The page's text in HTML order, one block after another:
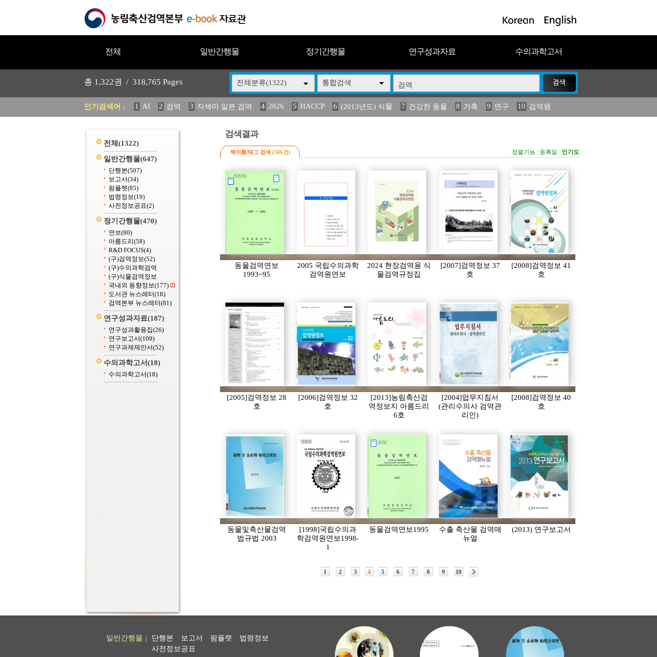
전체 일반간행물 정기간행물 연구성과자료 수의과학고서
총 1,322권 / 318,765 Pages 전체분류(1322) 통합검색
인기검색어 : 1 AI 2 검역 3 지색마 일본 검역 4 2026 5 HACCP 6 (2013년도) 식물 7 건강한 동물 8 가축 9 연구 10 검역원
11 2025 12 중독성 식물 도감 13 (2013년도) 식 14 媛 異 15 구제역 16 관리 17 연보 18 농림수산 19 2023
전체 (1322)
일반간행물(647)
단행본(507)
보고서(34)
팜플렛(85)
법령정보(19)
사전정보공표(2)
정기간행물(470)
연보(80)
아름드리(58)
R&D FOCUS(4)
(구)검역정보(52)
(구)수의과학검역
(구)식물검역정보
국내외 동향정보(177)
도서관 뉴스레터(18)
검역본부 뉴스레터(81)
연구성과자료(187)
연구성과활용집(26)
연구보고서(109)
연구과제제안서(52)
수의과학고서(18)
수의과학고서(18)
검색결과
책이름/태그 검색 (586건) 정렬기능 : 등록일 . 인기도
동물검역연보
1993~95
2005 국립수의과학
검역원연보
2024 현장검역용 식
물검역규정집
[2007]검역정보 37
호
[2008]검역정보 41
호
[2005]검역정보 28
호
[2006]검역정보 32
호
[2013]농림축산검
역정보지 아름드리
6호
[2004]업무지침서
(관리수의사 검역관
리인)
[2008]검역정보 40
호
동물및축산물검역
법규법 2003
[1998]국립수의과
학검역원연보1998-
1
동물검역연보1995
수출 축산물 검역매
뉴얼
(2013) 연구보고서
1 2 3 4 5 6 7 8 9 10
일반간행물 단행본 보고서 팜플렛
법령정보
사전정보공표